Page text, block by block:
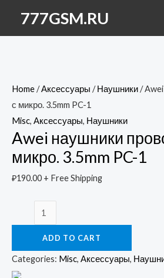
содержимому
777GSM.RU
Home/Аксессуары /Наушники/
с микро. 3.5mm PC-1
Misc, Аксессуары, Наушники
Awei наушники
микро. 3.5mm PC-1
₽190.00 + Free Shipping
наушники
проводные
с
микро.
ADD TO CART
Categories: Misc, Аксессуары,